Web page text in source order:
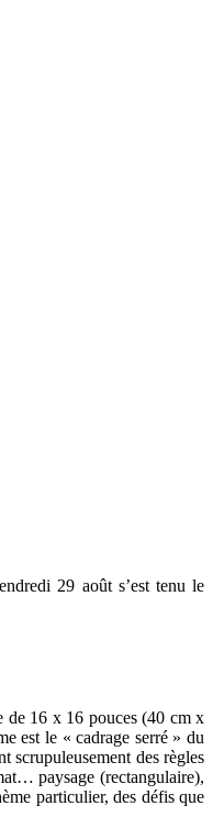
29 août s’est tenu le
de 16 x 16 pouces (40 cm x
est le « cadrage serré » du
scrupuleusement des règles
paysage (rectangulaire),
particulier, des défis que